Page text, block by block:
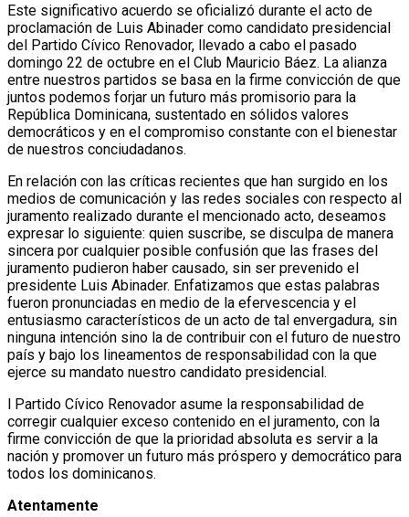
Este significativo acuerdo se oficializó durante el acto de
proclamación de Luis Abinader como candidato presidencial
del Partido Cívico Renovador, llevado a cabo el pasado
domingo 22 de octubre en el Club Mauricio Báez. La alianza
entre nuestros partidos se basa en la firme convicción de que
juntos podemos forjar un futuro más promisorio para la
República Dominicana, sustentado en sólidos valores
democráticos y en el compromiso constante con el bienestar
de nuestros conciudadanos.
En relación con las críticas recientes que han surgido en los
medios de comunicación y las redes sociales con respecto al
juramento realizado durante el mencionado acto, deseamos
expresar lo siguiente: quien suscribe, se disculpa de manera
sincera por cualquier posible confusión que las frases del
juramento pudieron haber causado, sin ser prevenido el
presidente Luis Abinader. Enfatizamos que estas palabras
fueron pronunciadas en medio de la efervescencia y el
entusiasmo característicos de un acto de tal envergadura, sin
ninguna intención sino la de contribuir con el futuro de nuestro
país y bajo los lineamentos de responsabilidad con la que
ejerce su mandato nuestro candidato presidencial.
l Partido Cívico Renovador asume la responsabilidad de
corregir cualquier exceso contenido en el juramento, con la
firme convicción de que la prioridad absoluta es servir a la
nación y promover un futuro más próspero y democrático para
todos los dominicanos.
Atentamente